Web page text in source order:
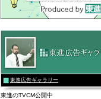
東進広告ギャラリー
東進のTVCM公開中